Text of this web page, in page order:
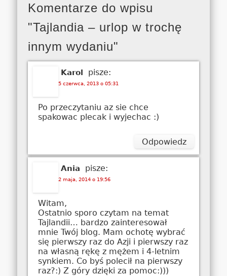
Komentarze do wpisu
"Tajlandia – urlop w trochę
innym wydaniu"
Karol pisze:
5 czerwca, 2013 o 05:31
Po przeczytaniu az sie chce
spakowac plecak i wyjechac :)
Odpowiedz
Ania pisze:
2 maja, 2014 o 19:56
Witam,
Ostatnio sporo czytam na temat
Tajlandii… bardzo zainteresował
mnie Twój blog. Mam ochotę wybrać
się pierwszy raz do Azji i pierwszy raz
na własną rękę z mężem i 4-letnim
synkiem. Co byś polecił na pierwszy
raz?:) Z góry dzięki za pomoc:)))